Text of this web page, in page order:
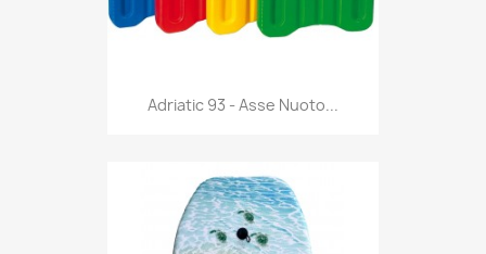
Anteprima
Adriatic 93 - Asse Nuoto...